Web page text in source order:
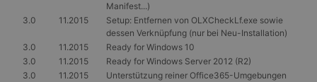
Manifest...)
3.0
11.2015
Setup: Entfernen von OLXCheckLf.exe sowie
dessen Verknüpfung (nur bei Neu-Installation)
3.0
11.2015
Ready for Windows 10
3.0
11.2015
Ready for Windows Server 2012 (R2)
3.0
11.2015
Unterstützung reiner Office365-Umgebungen